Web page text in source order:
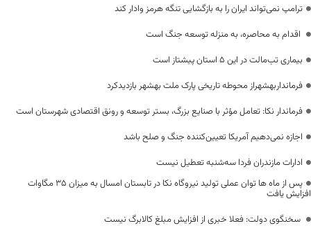
ترامپ نمی‌تواند ایران را به بازگشایی تنگه هرمز وادار کند
اقدام به محاصره، به منزله توسعه جنگ است
بیماری تب‌مالت در این ۵ استان پیشتاز است
فرمانداربهشهراز محوطه تاریخی پارک ملت بهشهر بازدیدکرد
فرماندار نکا: تعامل مؤثر با صنایع بزرگ، بستر توسعه و رونق اقتصادی شهرستان است
اجازه نمی‌دهیم آمریکا تعیین‌کننده جنگ و صلح باشد
ادارات مازندران فردا سه‌شنبه تعطیل نیست
پس از ماه ها توان عملی تولید نیروگاه نکا در تابستان امسال به میزان ۳۵ مگاوات
افزایش یافت
سخنگوی دولت: فعلا خبری از افزایش مبلغ کالابرگ نیست